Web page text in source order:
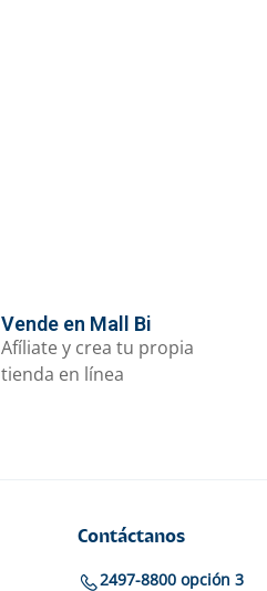
Vende en Mall Bi
Afíliate y crea tu propia
tienda en línea
Contáctanos
2497-8800 opción 3